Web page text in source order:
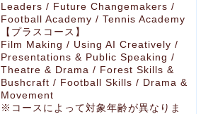
Leaders / Future Changemakers /
Football Academy / Tennis Academy
【プラスコース】
Film Making / Using AI Creatively /
Presentations & Public Speaking /
Theatre & Drama / Forest Skills &
Bushcraft / Football Skills / Drama &
Movement
※コースによって対象年齢が異なりま